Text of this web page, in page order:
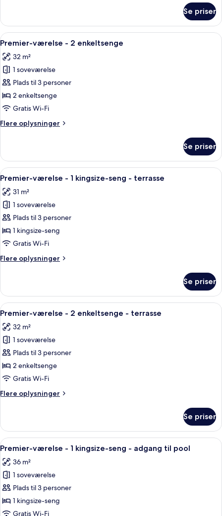
værelse
1
seng
Se priser
Indlæs
alle
billeder
af
Premier-
værelse
-
enkeltsenge
Et hotelværelse med seng,
6
Premier-værelse - 2 enkeltsenge
32 m²
1 soveværelse
Plads til 3 personer
2 enkeltsenge
Gratis Wi-Fi
Flere oplysninger
Flere
værelse
2
Se priser
Indlæs
alle
billeder
af
Premier-
værelse
-
kingsize-
terrasse
Et hotelværelse med seng,
7
Premier-værelse - 1 kingsize-seng - terrasse
31 m²
1 soveværelse
Plads til 3 personer
1 kingsize-seng
Gratis Wi-Fi
Flere oplysninger
Flere
værelse
1
seng
Se priser
Indlæs
alle
billeder
af
Premier-
værelse
-
enkeltsenge
Et hotelværelse med to senge, et
6
Premier-værelse - 2 enkeltsenge - terrasse
32 m²
1 soveværelse
Plads til 3 personer
2 enkeltsenge
Gratis Wi-Fi
Flere oplysninger
Flere
værelse
2
terrasse
Se priser
Indlæs
alle
billeder
af
Premier-
værelse
-
Et moderne hotelværelse med en
7
Premier-værelse - 1 kingsize-seng - adgang til pool
36 m²
1 soveværelse
Plads til 3 personer
1 kingsize-seng
Gratis Wi-Fi